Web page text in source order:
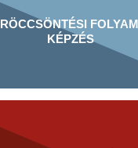
KÉPZÉS